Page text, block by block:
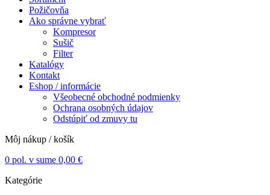
Požičovňa
Ako správne vybrať
Kompresor
Sušič
Filter
Katalógy
Kontakt
Eshop / informácie
Všeobecné obchodné podmienky
Ochrana osobných údajov
Odstúpiť od zmuvy tu
Môj nákup / košík
0 pol. v sume 0,00 €
Kategórie